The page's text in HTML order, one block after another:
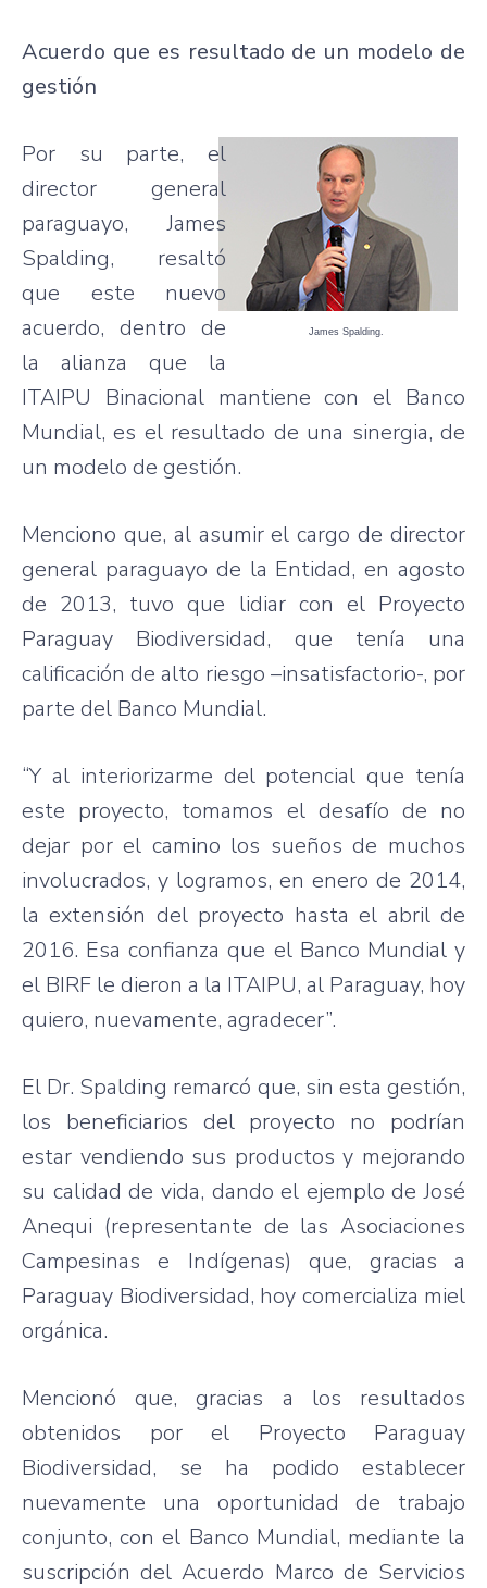
Acuerdo que es resultado de un modelo de
gestión
James Spalding.
Por su parte, el
director general
paraguayo, James
Spalding, resaltó
que este nuevo
acuerdo, dentro de
la alianza que la
ITAIPU Binacional mantiene con el Banco
Mundial, es el resultado de una sinergia, de
un modelo de gestión.
Menciono que, al asumir el cargo de director
general paraguayo de la Entidad, en agosto
de 2013, tuvo que lidiar con el Proyecto
Paraguay Biodiversidad, que tenía una
calificación de alto riesgo –insatisfactorio-, por
parte del Banco Mundial.
“Y al interiorizarme del potencial que tenía
este proyecto, tomamos el desafío de no
dejar por el camino los sueños de muchos
involucrados, y logramos, en enero de 2014,
la extensión del proyecto hasta el abril de
2016. Esa confianza que el Banco Mundial y
el BIRF le dieron a la ITAIPU, al Paraguay, hoy
quiero, nuevamente, agradecer”.
El Dr. Spalding remarcó que, sin esta gestión,
los beneficiarios del proyecto no podrían
estar vendiendo sus productos y mejorando
su calidad de vida, dando el ejemplo de José
Anequi (representante de las Asociaciones
Campesinas e Indígenas) que, gracias a
Paraguay Biodiversidad, hoy comercializa miel
orgánica.
Mencionó que, gracias a los resultados
obtenidos por el Proyecto Paraguay
Biodiversidad, se ha podido establecer
nuevamente una oportunidad de trabajo
conjunto, con el Banco Mundial, mediante la
suscripción del Acuerdo Marco de Servicios